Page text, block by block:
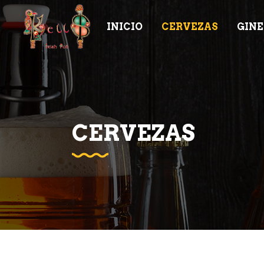
INICIO CERVEZAS
CERVEZAS